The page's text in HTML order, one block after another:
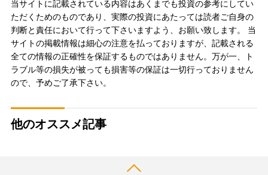
当サイトに記載されている内容はあくまでも投資の参考にしてい
ただくためのものであり、実際の投資にあたっては読者ご自身の
判断と責任において行って下さいますよう、お願い致します。 当
サイトの掲載情報は細心の注意を払っておりますが、記載される
全ての情報の正確性を保証するものではありません。万が一、ト
ラブル等の損失が被っても損害等の保証は一切行っておりません
ので、予めご了承下さい。
他のオススメ記事